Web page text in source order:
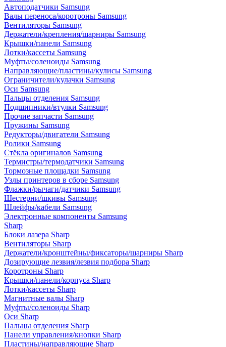
Автоподатчики Samsung
Валы переноса/коротроны Samsung
Вентиляторы Samsung
Держатели/крепления/шарниры Samsung
Крышки/панели Samsung
Лотки/кассеты Samsung
Муфты/соленоиды Samsung
Направляющие/пластины/кулисы Samsung
Ограничители/кулачки Samsung
Оси Samsung
Пальцы отделения Samsung
Подшипники/втулки Samsung
Прочие запчасти Samsung
Пружины Samsung
Редукторы/двигатели Samsung
Ролики Samsung
Стёкла оригиналов Samsung
Термистры/термодатчики Samsung
Тормозные площадки Samsung
Узлы принтеров в сборе Samsung
Флажки/рычаги/датчики Samsung
Шестерни/шкивы Samsung
Шлейфы/кабели Samsung
Электронные компоненты Samsung
Sharp
Блоки лазера Sharp
Вентиляторы Sharp
Держатели/кронштейны/фиксаторы/шарниры Sharp
Дозирующие лезвия/лезвия подбора Sharp
Коротроны Sharp
Крышки/панели/корпуса Sharp
Лотки/кассеты Sharp
Магнитные валы Sharp
Муфты/соленоиды Sharp
Оси Sharp
Пальцы отделения Sharp
Панели управления/кнопки Sharp
Пластины/направляющие Sharp